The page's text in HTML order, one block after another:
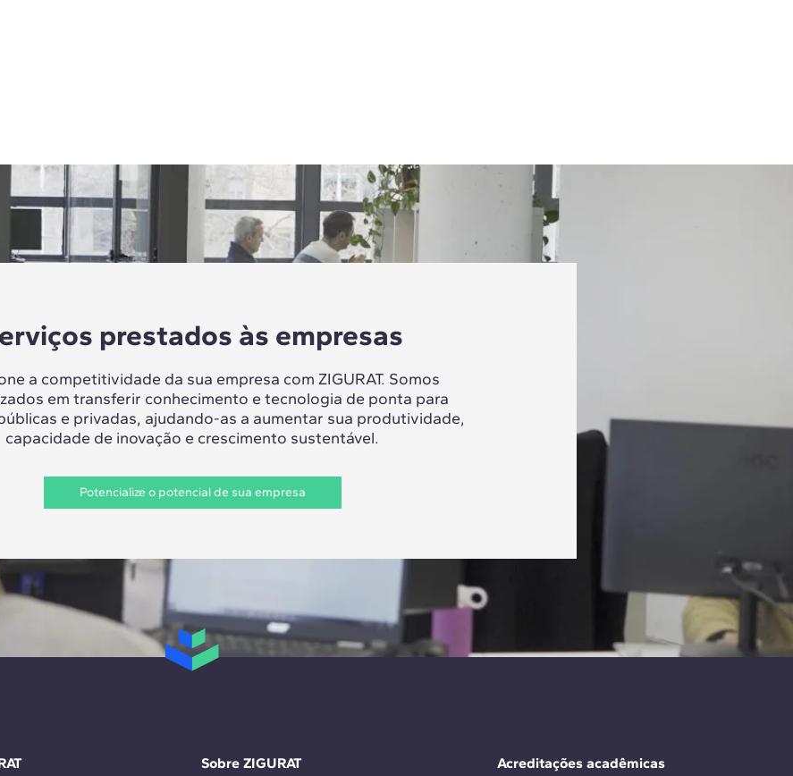
prestados às empresas
a competitividade da sua empresa com ZIGURAT. Somos
em transferir conhecimento e tecnologia de ponta para
e privadas, ajudando-as a aumentar sua produtividade,
capacidade de inovação e crescimento sustentável.
Potencialize o potencial de sua empresa
Acreditações acadêmicas
Sobre ZIGURAT